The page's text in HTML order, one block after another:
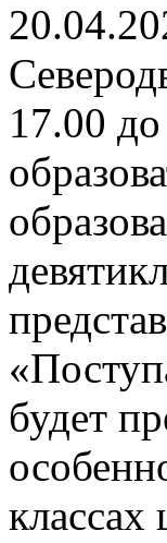
17.00
будет
классах